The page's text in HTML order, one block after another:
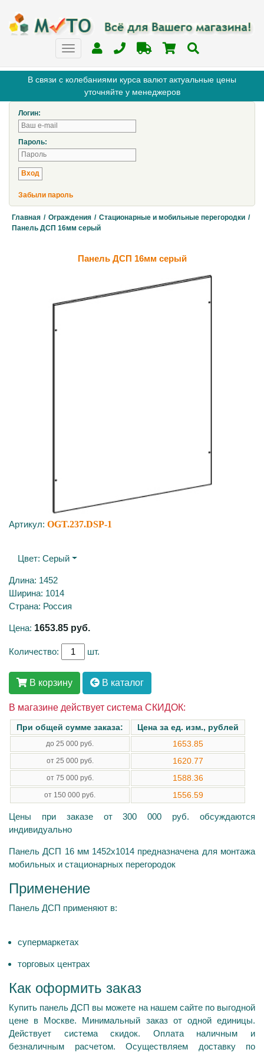
В связи с колебаниями курса валют актуальные цены
уточняйте у менеджеров
Логин:
Пароль:
Забыли пароль
Главная / Ограждения / Стационарные и мобильные перегородки /
Панель ДСП 16мм серый
Панель ДСП 16мм серый
Артикул: OGT.237.DSP-1
Цвет: Серый
Длина: 1452
Ширина: 1014
Страна: Россия
Цена: 1653.85 руб.
Количество: шт.
В корзину В каталог
В магазине действует система СКИДОК:
При общей сумме заказа: Цена за ед. изм., рублей
до 25 000 руб. 1653.85
от 25 000 руб. 1620.77
от 75 000 руб. 1588.36
от 150 000 руб. 1556.59
Цены при заказе от 300 000 руб. обсуждаются
индивидуально
Панель ДСП 16 мм 1452х1014 предназначена для монтажа
мобильных и стационарных перегородок
Применение
Панель ДСП применяют в:
супермаркетах
торговых центрах
Как оформить заказ
Купить панель ДСП вы можете на нашем сайте по выгодной
цене в Москве. Минимальный заказ от одной единицы.
Действует система скидок. Оплата наличным и
безналичным расчетом. Осуществляем доставку по